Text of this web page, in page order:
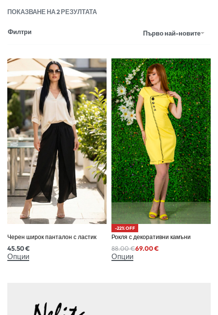
ПОКАЗВАНЕ НА 2 РЕЗУЛТАТА
Първо най-новите
Филтри
Черен широк панталон с ластик
45.50€
Опции
-22% OFF
Рокля с декоративни камъни
88.00€69.00€
Опции